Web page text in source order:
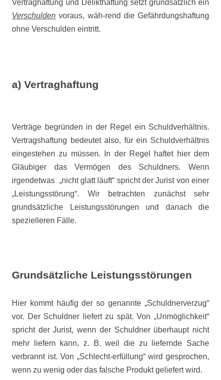
Vertraghaftung und Delikthaftung setzt grundsätzlich ein
Verschulden voraus, wäh-rend die Gefährdungshaftung
ohne Verschulden eintritt.
a) Vertraghaftung
Verträge begründen in der Regel ein Schuldverhältnis.
Vertragshaftung bedeutet also, für ein Schuldverhältnis
eingestehen zu müssen. In der Regel haftet hier dem
Gläubiger das Vermögen des Schuldners. Wenn
irgendetwas „nicht glatt läuft“ spricht der Jurist von einer
„Leistungsstörung“. Wir betrachten zunächst sehr
grundsätzliche Leistungsstörungen und danach die
spezielleren Fälle.
Grundsätzliche Leistungsstörungen
Hier kommt häufig der so genannte „Schuldnerverzug“
vor. Der Schuldner liefert zu spät. Von „Unmöglichkeit“
spricht der Jurist, wenn der Schuldner überhaupt nicht
mehr liefern kann, z. B. weil die zu liefernde Sache
verbrannt ist. Von „Schlecht-erfüllung“ wird gesprochen,
wenn zu wenig oder das falsche Produkt geliefert wird.